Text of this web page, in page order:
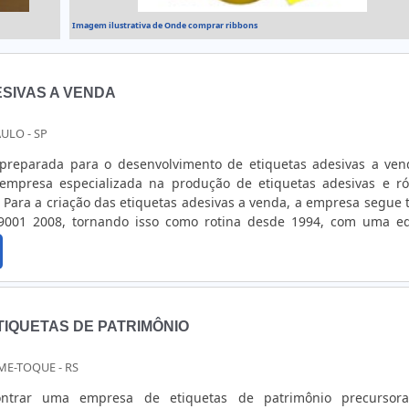
Imagem ilustrativa de Onde comprar ribbons
A VENDA
- SP
para o desenvolvimento de etiquetas adesivas a
especializada na produção de etiquetas adesivas e
a criação das etiquetas adesivas a venda, a empresa segue
2008, tornando isso como rotina desde 1994, com uma
todos seus clientes. Além de criar etiquetas adesivas a
DE PATRIMÔNIO
TOQUE - RS
uma empresa de etiquetas de patrimônio